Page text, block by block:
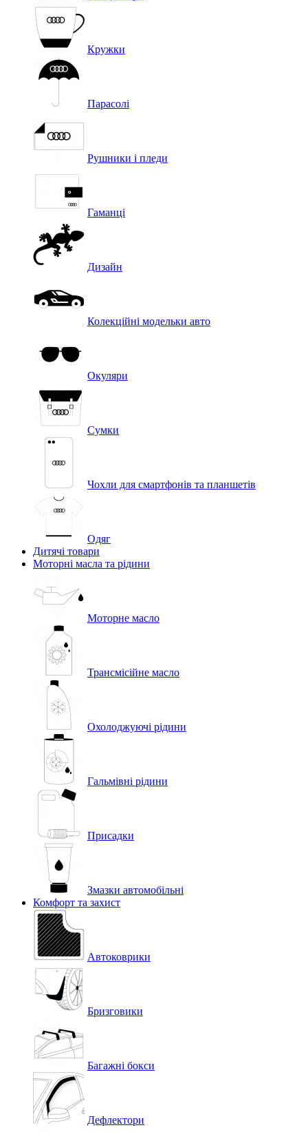
Кружки
Парасолі
Рушники і пледи
Гаманці
Дизайн
Колекційні модельки авто
Окуляри
Сумки
Чохли для смартфонів та планшетів
Одяг
Дитячі товари
Моторні масла та рідини
Моторне масло
Трансмісійне масло
Охолоджуючі рідини
Гальмівні рідини
Присадки
Змазки автомобільні
Комфорт та захист
Автоковрики
Бризговики
Багажні бокси
Дефлектори